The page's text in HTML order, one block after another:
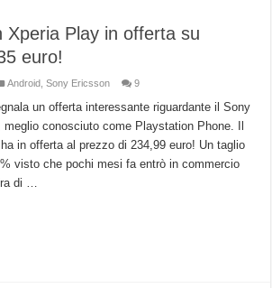
su SOS, sicurezza e controllo da remoto.
su SOS e comandi da remoto
Xperia Play in offerta su
euro!
Android ,Sony Ericsson 9
un offerta interessante riguardante il Sony
meglio conosciuto come Playstation Phone. Il
in offerta al prezzo di 234,99 euro! Un taglio
visto che pochi mesi fa entrò in commercio
di …